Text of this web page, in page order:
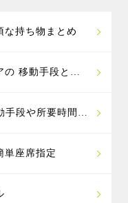
な持ち物まとめ
の 移動手段と所
手段や所要時間ま
単座席指定